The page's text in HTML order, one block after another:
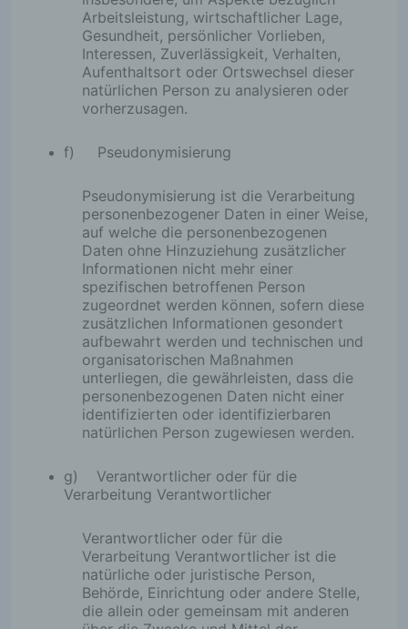
Arbeitsleistung, wirtschaftlicher Lage,
Gesundheit, persönlicher Vorlieben,
Interessen, Zuverlässigkeit, Verhalten,
Aufenthaltsort oder Ortswechsel dieser
natürlichen Person zu analysieren oder
vorherzusagen.
f) Pseudonymisierung
Pseudonymisierung ist die Verarbeitung
personenbezogener Daten in einer Weise,
auf welche die personenbezogenen
Daten ohne Hinzuziehung zusätzlicher
Informationen nicht mehr einer
spezifischen betroffenen Person
zugeordnet werden können, sofern diese
zusätzlichen Informationen gesondert
aufbewahrt werden und technischen und
organisatorischen Maßnahmen
unterliegen, die gewährleisten, dass die
personenbezogenen Daten nicht einer
identifizierten oder identifizierbaren
natürlichen Person zugewiesen werden.
g) Verantwortlicher oder für die
Verarbeitung Verantwortlicher
Verantwortlicher oder für die
Verarbeitung Verantwortlicher ist die
natürliche oder juristische Person,
Behörde, Einrichtung oder andere Stelle,
die allein oder gemeinsam mit anderen